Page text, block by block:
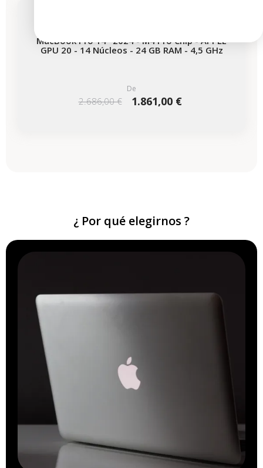
MacBook Pro 14" 2024 - M4 Pro Chip - APPLE
GPU 20 - 14 Núcleos - 24 GB RAM - 4,5 GHz
De
2.686,00 € 1.861,00 €
¿ Por qué elegirnos ?